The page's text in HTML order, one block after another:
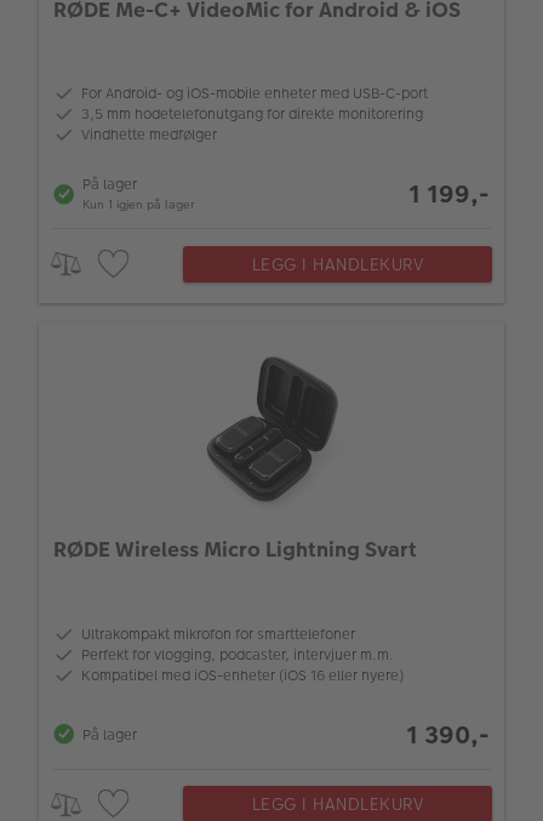
RØDE Me-C+ VideoMic for Android & iOS
For Android- og iOS-mobile enheter med USB-C-port
3,5 mm hodetelefonutgang for direkte monitorering
Vindhette medfølger
På lager
Kun 1 igjen på lager 1 199,-
LEGG I HANDLEKURV
RØDE Wireless Micro Lightning Svart
Ultrakompakt mikrofon for smarttelefoner
Perfekt for vlogging, podcaster, intervjuer m.m.
Kompatibel med iOS-enheter (iOS 16 eller nyere)
På lager 1 390,-
LEGG I HANDLEKURV